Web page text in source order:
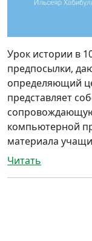
Урок истории в
предпосылки,
определяющий
представляет
компьютерной
материала
Читать